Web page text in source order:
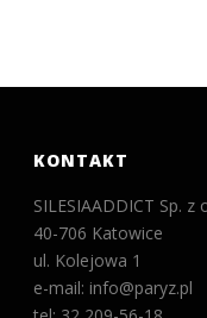
KONTAKT
SILESIAADDICT Sp. z
40-706 Katowice
ul. Kolejowa 1
e-mail: info@paryz.pl